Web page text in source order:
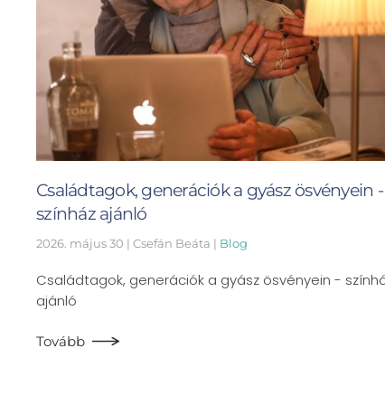
Családtagok, generációk a gyász ösvényein -
színház ajánló
2026. május 30 | Csefán Beáta | Blog
Családtagok, generációk a gyász ösvényein -
ajánló
Tovább